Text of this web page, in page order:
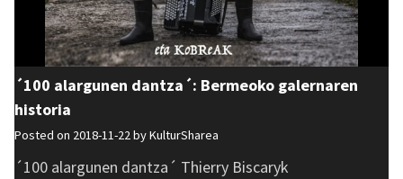
´100 alargunen dantza´: Bermeoko galernaren
historia
Posted on 2018-11-22 byKulturSharea
´100 alargunen dantza´ Thierry Biscaryk